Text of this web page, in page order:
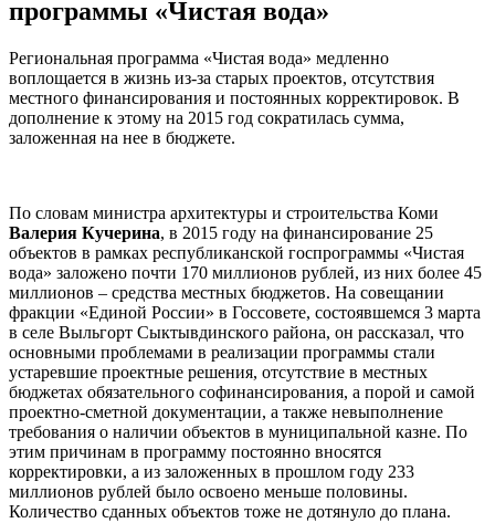
программы «Чистая вода»
Региональная программа «Чистая вода» медленно
воплощается в жизнь из-за старых проектов, отсутствия
местного финансирования и постоянных корректировок. В
дополнение к этому на 2015 год сократилась сумма,
заложенная на нее в бюджете.
По словам министра архитектуры и строительства Коми
Валерия Кучерина, в 2015 году на финансирование 25
объектов в рамках республиканской госпрограммы «Чистая
вода» заложено почти 170 миллионов рублей, из них более 45
миллионов – средства местных бюджетов. На совещании
фракции «Единой России» в Госсовете, состоявшемся 3 марта
в селе Выльгорт Сыктывдинского района, он рассказал, что
основными проблемами в реализации программы стали
устаревшие проектные решения, отсутствие в местных
бюджетах обязательного софинансирования, а порой и самой
проектно-сметной документации, а также невыполнение
требования о наличии объектов в муниципальной казне. По
этим причинам в программу постоянно вносятся
корректировки, а из заложенных в прошлом году 233
миллионов рублей было освоено меньше половины.
Количество сданных объектов тоже не дотянуло до плана.